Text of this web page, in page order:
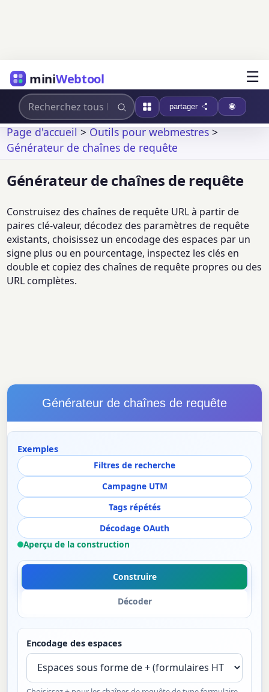
miniWebtool ☰
partager
Page d'accueil>Outils pour webmestres>
Générateur de chaînes de requête
Générateur de chaînes de requête
Construisez des chaînes de requête URL à partir de
paires clé-valeur, décodez des paramètres de requête
existants, choisissez un encodage des espaces par un
signe plus ou en pourcentage, inspectez les clés en
double et copiez des chaînes de requête propres ou des
URL complètes.
Générateur de chaînes de requête
Exemples
Filtres de recherche
Campagne UTM
Tags répétés
Décodage OAuth
Aperçu de la construction
Construire
Décoder
Encodage des espaces